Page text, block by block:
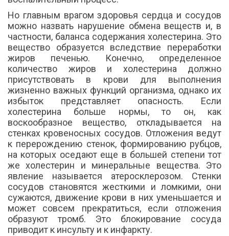
Но главным врагом здоровья сердца и сосудов
можно назвать нарушение обмена веществ и, в
частности, баланса содержания холестерина. Это
вещество образуется вследствие переработки
жиров печенью. Конечно, определенное
количество жиров и холестерина должно
присутствовать в крови для выполнения
жизненно важных функций организма, однако их
избыток представляет опасность. Если
холестерина больше нормы, то он, как
воскообразное вещество, откладывается на
стенках кровеносных сосудов. Отложения ведут
к перерождению стенок, формированию рубцов,
на которых оседают еще в большей степени тот
же холестерин и минеральные вещества. Это
явление называется атеросклерозом. Стенки
сосудов становятся жесткими и ломкими, они
сужаются, движение крови в них уменьшается и
может совсем прекратиться, если отложения
образуют тромб. Это блокирование сосуда
приводит к инсульту и к инфаркту.